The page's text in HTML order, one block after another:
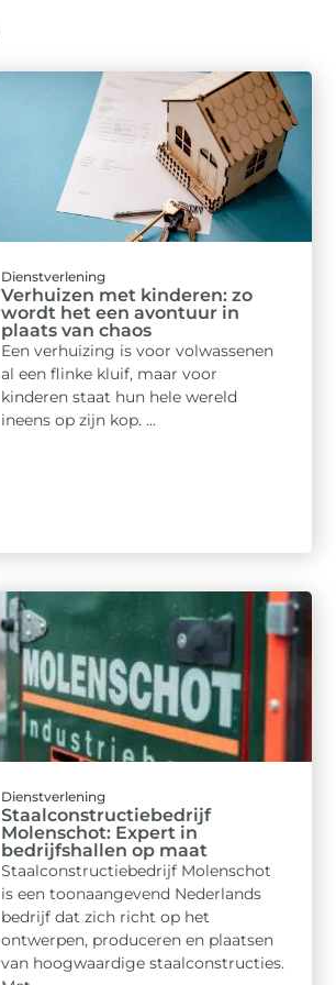
Dienstverlening
Verhuizen met kinderen: zo
wordt het een avontuur in
plaats van chaos
Een verhuizing is voor volwassenen
al een flinke kluif, maar voor
kinderen staat hun hele wereld
ineens op zijn kop. ...
Dienstverlening
Staalconstructiebedrijf
Molenschot: Expert in
bedrijfshallen op maat
Staalconstructiebedrijf Molenschot
is een toonaangevend Nederlands
bedrijf dat zich richt op het
ontwerpen, produceren en plaatsen
van hoogwaardige staalconstructies.